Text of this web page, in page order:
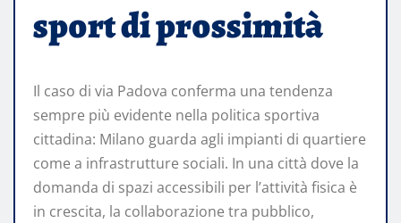
sport di prossimità
Il caso di via Padova conferma una tendenza
sempre più evidente nella politica sportiva
cittadina: Milano guarda agli impianti di quartiere
come a infrastrutture sociali. In una città dove la
domanda di spazi accessibili per l’attività fisica è
in crescita, la collaborazione tra pubblico,